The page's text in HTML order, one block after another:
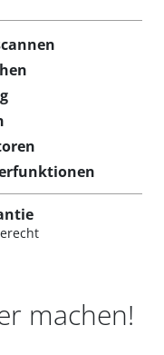
machen!